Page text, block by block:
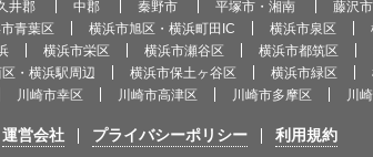
井郡 中郡 秦野市 平塚市・湘南 藤沢
青葉区 横浜市旭区・横浜町田IC 横浜市泉区
横浜市栄区 横浜市瀬谷区 横浜市都筑区
・横浜駅周辺 横浜市保土ヶ谷区 横浜市緑区
川崎市幸区 川崎市高津区 川崎市多摩区 川
運営会社 プライバシーポリシー 利用規約